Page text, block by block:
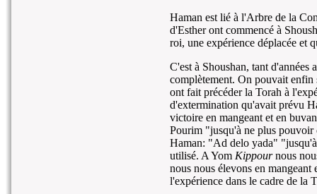
Haman est lié à l'Arbre de la
d'Esther ont commencé à
roi, une expérience déplacée et
C'est à Shoushan, tant d'années
complètement. On pouvait
ont fait précéder la Torah à
d'extermination qu'avait prévu
victoire en mangeant et en
Pourim "jusqu'à ne plus
Haman: "Ad delo yada"
utilisé. A Yom Kippournous
nous nous élevons en
l'expérience dans le cadre de la